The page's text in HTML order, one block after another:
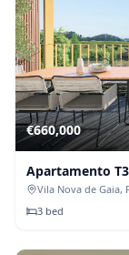
€660,000
Apartamento
Vila Nova de Gaia,
3 bed